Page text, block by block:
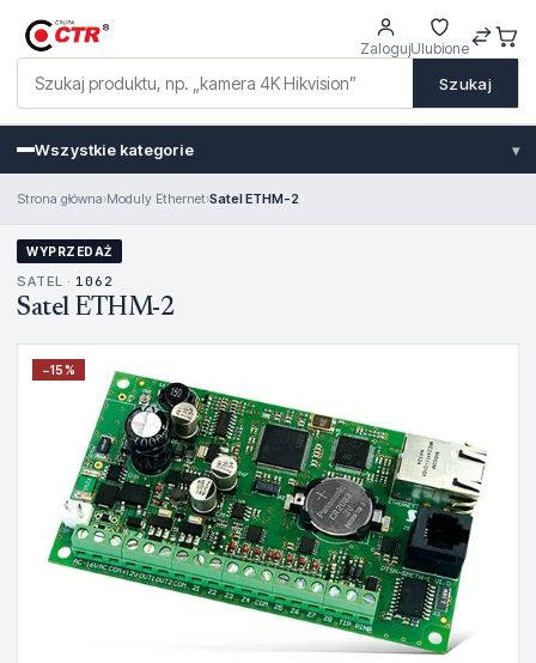
Szukaj
ZalogujUlubione
Wszystkie kategorie ▾
Strona główna›Moduly Ethernet›Satel ETHM-2
WYPRZEDAŻ
SATEL · 1062
Satel ETHM-2
−15%